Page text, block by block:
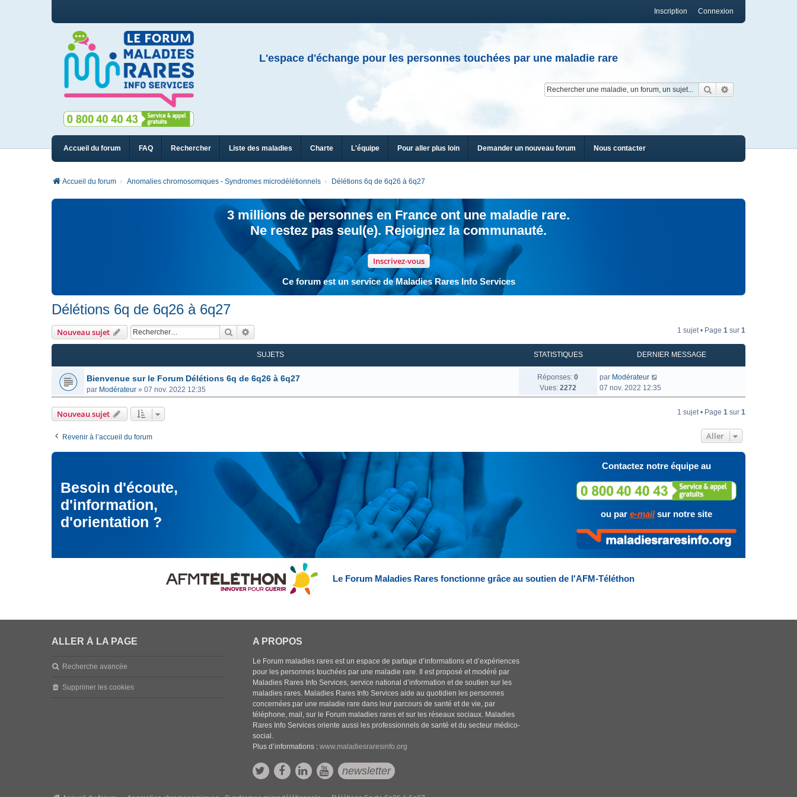
Connexion
Inscription
L'espace d'échange pour les personnes touchées par une maladie rare
Rechercher
Accueil du forum FAQ Rechercher Liste des maladies Charte L'équipe Pour aller plus loin Demander un nouveau forum Nous contacter
Accueil du forum Anomalies chromosomiques - Syndromes microdélétionnels Délétions 6q de 6q26 à 6q27
3 millions de personnes en France ont une maladie rare.
Ne restez pas seul(e). Rejoignez la communauté.
Inscrivez-vous
Ce forum est un service de Maladies Rares Info Services
Délétions 6q de 6q26 à 6q27
Nouveau sujet Rechercher 1 sujet • Page 1 sur 1
SUJETS STATISTIQUES DERNIER MESSAGE
Bienvenue sur le Forum Délétions 6q de 6q26 à 6q27
par Modérateur » 07 nov. 2022 12:35
Réponses: 0
Vues: 2272
par Modérateur
07 nov. 2022 12:35
Nouveau sujet 1 sujet • Page 1 sur 1
Revenir à l’accueil du forum Aller
Besoin d'écoute,
d'information,
d'orientation ?
Contactez notre équipe au
ou par e-mailsur notre site
Le Forum Maladies Rares fonctionne grâce au soutien de l'AFM-Téléthon
ALLER À LA PAGE
Recherche avancée
Supprimer les cookies
A PROPOS
Le Forum maladies rares est un espace de partage d’informations et d’expériences
pour les personnes touchées par une maladie rare. Il est proposé et modéré par
Maladies Rares Info Services, service national d’information et de soutien sur les
maladies rares. Maladies Rares Info Services aide au quotidien les personnes
concernées par une maladie rare dans leur parcours de santé et de vie, par
téléphone, mail, sur le Forum maladies rares et sur les réseaux sociaux. Maladies
Rares Info Services oriente aussi les professionnels de santé et du secteur médico-
social.
Plus d’informations :www.maladiesraresinfo.org
newsletter